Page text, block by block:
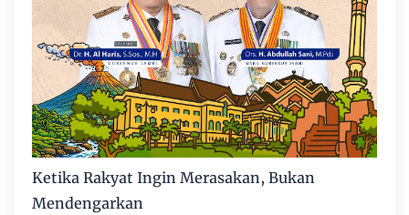
Ketika Rakyat Ingin Merasakan, Bukan
Mendengarkan